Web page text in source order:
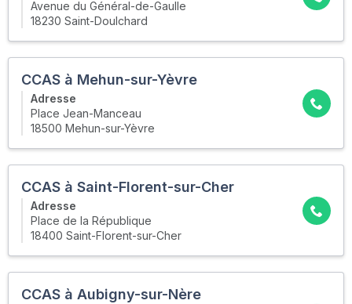
Avenue du Général-de-Gaulle
18230 Saint-Doulchard
CCAS à Mehun-sur-Yèvre
Adresse
Place Jean-Manceau
18500 Mehun-sur-Yèvre
CCAS à Saint-Florent-sur-Cher
Adresse
Place de la République
18400 Saint-Florent-sur-Cher
CCAS à Aubigny-sur-Nère